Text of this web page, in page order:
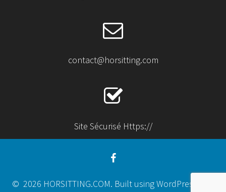
contact@horsitting.com
Site Sécurisé Https://
© 2026 HORSITTING.COM. Built using WordPress and